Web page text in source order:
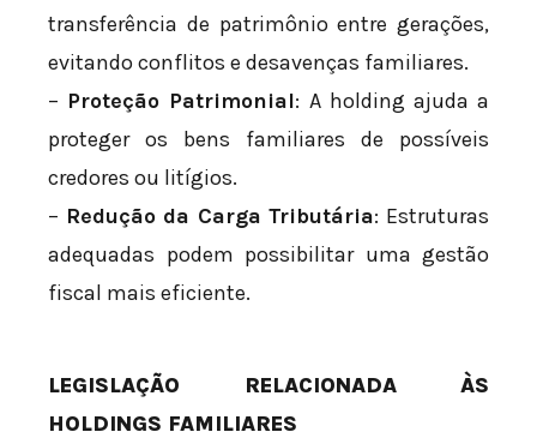
transferência de patrimônio entre gerações,
evitando conflitos e desavenças familiares.
– Proteção Patrimonial: A holding ajuda a
proteger os bens familiares de possíveis
credores ou litígios.
– Redução da Carga Tributária: Estruturas
adequadas podem possibilitar uma gestão
fiscal mais eficiente.
LEGISLAÇÃO RELACIONADA ÀS
HOLDINGS FAMILIARES